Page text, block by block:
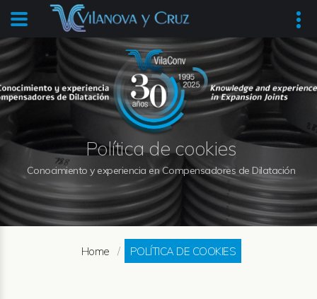
Política de cookies
Conocimiento y experiencia en Compensadores de Dilatación
Home POLÍTICA DE COOKIES